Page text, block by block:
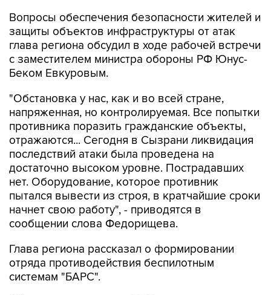
Вопросы обеспечения безопасности жителей и
защиты объектов инфраструктуры от атак
глава региона обсудил в ходе рабочей встречи
с заместителем министра обороны РФ Юнус-
Беком Евкуровым.
"Обстановка у нас, как и во всей стране,
напряженная, но контролируемая. Все попытки
противника поразить гражданские объекты,
отражаются... Сегодня в Сызрани ликвидация
последствий атаки была проведена на
достаточно высоком уровне. Пострадавших
нет. Оборудование, которое противник
пытался вывести из строя, в кратчайшие сроки
начнет свою работу", - приводятся в
сообщении слова Федорищева.
Глава региона рассказал о формировании
отряда противодействия беспилотным
системам "БАРС".